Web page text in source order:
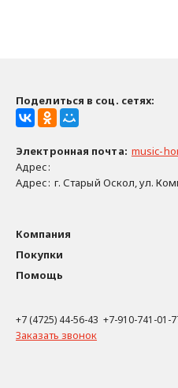
Поделиться в соц. сетях:
Электронная почта: music-
Адрес:
Адрес: г. Старый Оскол, ул.
Компания
Покупки
Помощь
+7 (4725) 44-56-43 +7-910-741-01-
Заказать звонок